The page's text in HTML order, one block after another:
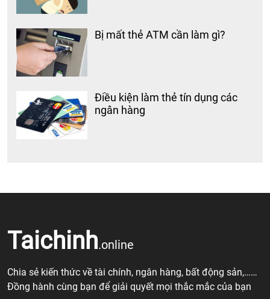
Bị mất thẻ ATM cần làm gì?
Điều kiện làm thẻ tín dụng các
ngân hàng
Taichinh.online
Chia sẻ kiến thức về tài chính, ngân hàng, bất động sản,……
Đồng hành cùng bạn để giải quyết mọi thắc mắc của bạn